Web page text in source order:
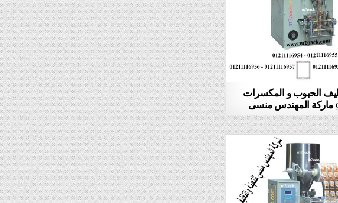
الحبوب و المكسرات